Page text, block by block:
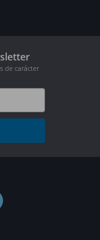
de carácter